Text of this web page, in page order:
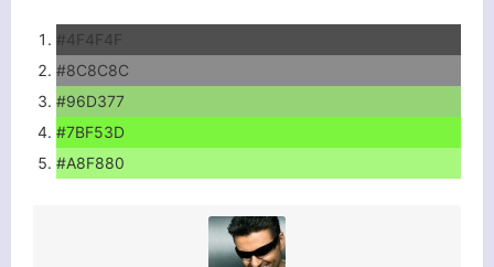
#4F4F4F
#8C8C8C
#96D377
#7BF53D
#A8F880